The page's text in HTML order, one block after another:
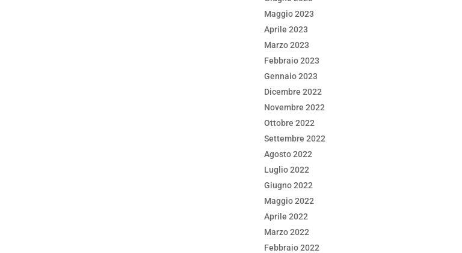
Maggio 2023
Aprile 2023
Marzo 2023
Febbraio 2023
Gennaio 2023
Dicembre 2022
Novembre 2022
Ottobre 2022
Settembre 2022
Agosto 2022
Luglio 2022
Giugno 2022
Maggio 2022
Aprile 2022
Marzo 2022
Febbraio 2022